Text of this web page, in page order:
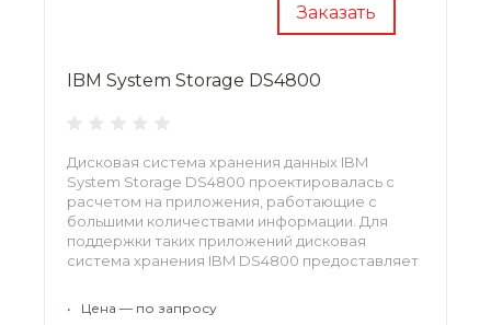
Заказать
IBM System Storage DS4800
Дисковая система хранения данных IBM
System Storage DS4800 проектировалась с
расчетом на приложения, работающие с
большими количествами информации. Для
поддержки таких приложений дисковая
система хранения IBM DS4800 предоставляет
кэш-памяти системы 8 Гб. 1815-80A, 1815-82A,
• Цена — по запросу